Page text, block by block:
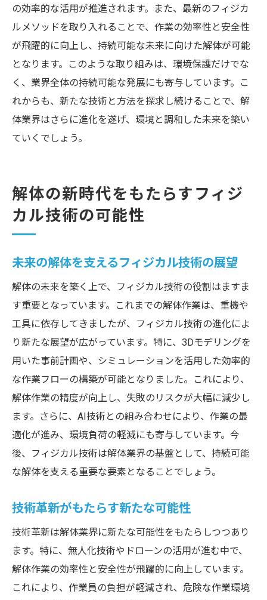
の効率的な活用が推進されます。また、最新のフィジカ
ルメソッドを取り入れることで、作業の効率性と安全性
が飛躍的に向上し、持続可能な未来に向けた解体が可能
となります。このような取り組みは、環境保護だけでな
く、業界全体の持続可能な発展にも寄与しています。こ
れからも、新たな技術と方法を探求し続けることで、解
体業界はさらに進化を遂げ、環境と調和した未来を築い
ていくでしょう。
解体の新時代をもたらすフィジ
カル技術の可能性
未来の解体を支えるフィジカル技術の展望
解体の未来を築く上で、フィジカル技術の役割はますま
す重要となっています。これまでの解体作業は、重機や
工具に依存してきましたが、フィジカル技術の進化によ
り新たな展望が広がっています。特に、3Dモデリングを
用いた事前計画や、シミュレーションを活用した効率的
な作業フローの構築が可能となりました。これにより、
解体作業の精度が向上し、失敗のリスクが大幅に減少し
ます。さらに、AI技術との組み合わせにより、作業の最
適化が進み、環境負荷の軽減にも寄与しています。今
後、フィジカル技術は解体業界の基盤として、持続可能
な解体を支える重要な要素となることでしょう。
技術革新がもたらす新たな可能性
技術革新は解体業界に新たな可能性をもたらしつつあり
ます。特に、無人化技術やドローンの活用が進む中で、
解体作業の効率性と安全性が飛躍的に向上しています。
これにより、作業員の負担が軽減され、危険な作業環境